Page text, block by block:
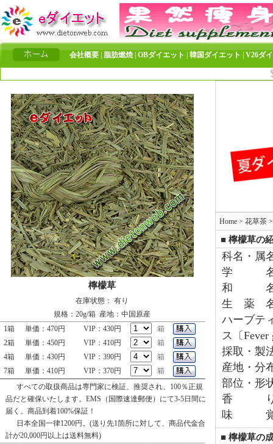
会社概要 脂肪燃焼| OBダイエット 韓国ダイエット V26ダ
安
檸檬草
在庫状態： 有り
規格：20g/箱 産地：中国原産
1箱
単価：470円 VIP：430円
箱
2箱
単価：450円 VIP：410円
箱
4箱
単価：430円 VIP：390円
箱
7箱
単価：410円 VIP：370円
箱
すべての取扱商品は専門家に検証、推奨され、100％正規
品だと確保いたします。EMS（国際速達郵便）にて3-5日間に
届く。商品到着100%保証！
日本全国一律1200円。(送り先1箇所に対して、商品代金合
計が20,000円以上は送料無料)
Home > 花草茶
■ 檸檬草の
科名・属
学 名
和 名〔
生 薬 名
ハーブテ
ス〔Fever
採取・製
産地・分
部位・形
香 り レ
味 覚 レ
■ 檸檬草の